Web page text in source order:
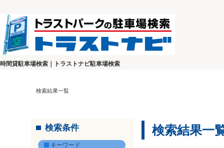
時間貸駐車場検索｜トラストナビ駐車場検索
検索結果一覧
検索条件
キーワード
検索結果一